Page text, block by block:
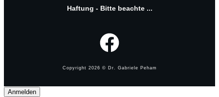
Haftung - Bitte beachte ...
Copyright 2026 © Dr. Gabriele Peham
Anmelden